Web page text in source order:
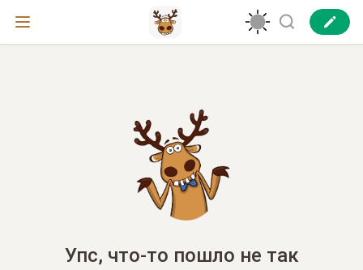
Упс, что-то пошло не так